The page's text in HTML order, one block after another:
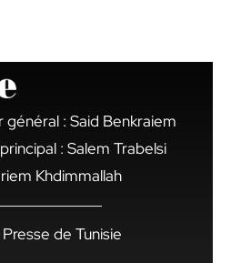
: Said Benkraiem
: Salem Trabelsi
Khdimmallah
de Tunisie